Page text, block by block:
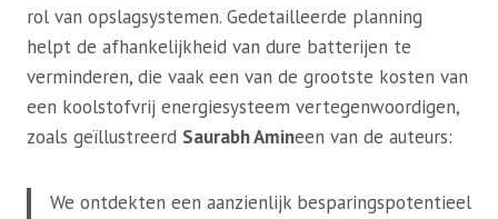
rol van opslagsystemen. Gedetailleerde planning
helpt de afhankelijkheid van dure batterijen te
verminderen, die vaak een van de grootste kosten van
een koolstofvrij energiesysteem vertegenwoordigen,
zoals geïllustreerd Saurabh Amineen van de auteurs:
We ontdekten een aanzienlijk besparingspotentieel